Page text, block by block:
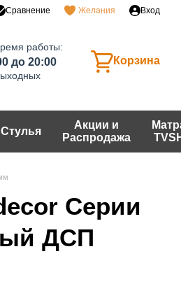
Сравнение Желания Вход
работы:
до 20:00 Корзина
Стулья
Акции и
Распродажа
Серии
ДСП